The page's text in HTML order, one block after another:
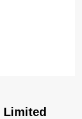
Limited